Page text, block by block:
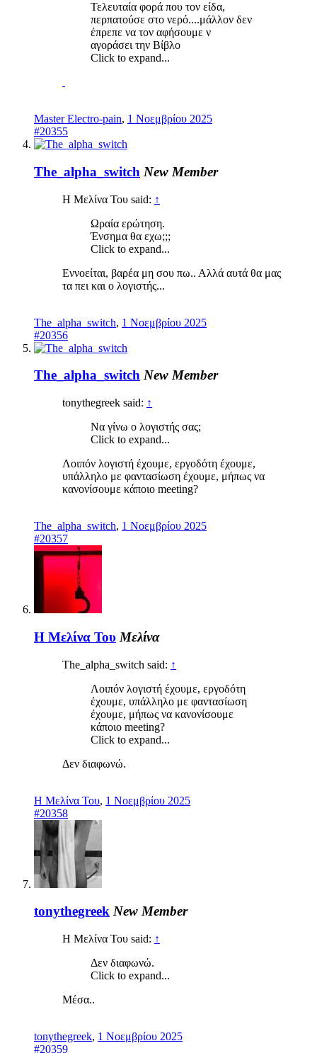
Τελευταία φορά που τον είδα,
περπατούσε στο νερό....μάλλον δεν
έπρεπε να τον αφήσουμε ν
αγοράσει την Βίβλο
Click to expand...
Master Electro-pain, 1 Νοεμβρίου 2025
#20355
The_alpha_switch New Member
Η Μελίνα Του said: ↑
Ωραία ερώτηση.
Ένσημα θα εχω;;;
Click to expand...
Εννοείται, βαρέα μη σου πω.. Αλλά αυτά θα μας
τα πει και ο λογιστής...
The_alpha_switch, 1 Νοεμβρίου 2025
#20356
The_alpha_switch New Member
tonythegreek said: ↑
Να γίνω ο λογιστής σας;
Click to expand...
Λοιπόν λογιστή έχουμε, εργοδότη έχουμε,
υπάλληλο με φαντασίωση έχουμε, μήπως να
κανονίσουμε κάποιο meeting?
The_alpha_switch, 1 Νοεμβρίου 2025
#20357
Η Μελίνα Του Μελίνα
The_alpha_switch said: ↑
Λοιπόν λογιστή έχουμε, εργοδότη
έχουμε, υπάλληλο με φαντασίωση
έχουμε, μήπως να κανονίσουμε
κάποιο meeting?
Click to expand...
Δεν διαφωνώ.
Η Μελίνα Του, 1 Νοεμβρίου 2025
#20358
tonythegreek New Member
Η Μελίνα Του said: ↑
Δεν διαφωνώ.
Click to expand...
Μέσα..
tonythegreek, 1 Νοεμβρίου 2025
#20359